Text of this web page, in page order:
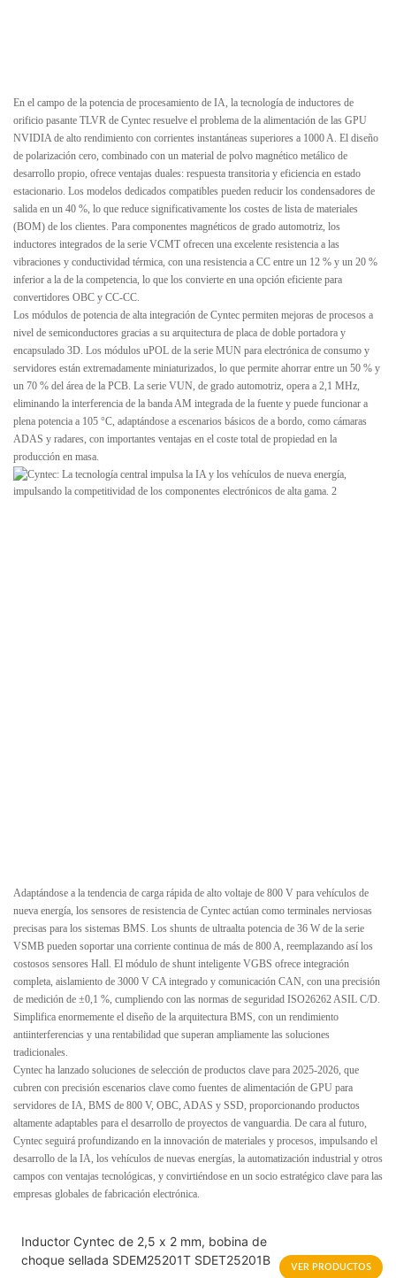
En el campo de la potencia de procesamiento de IA, la tecnología de inductores de
orificio pasante TLVR de Cyntec resuelve el problema de la alimentación de las GPU
NVIDIA de alto rendimiento con corrientes instantáneas superiores a 1000 A. El diseño
de polarización cero, combinado con un material de polvo magnético metálico de
desarrollo propio, ofrece ventajas duales: respuesta transitoria y eficiencia en estado
estacionario. Los modelos dedicados compatibles pueden reducir los condensadores de
salida en un 40 %, lo que reduce significativamente los costes de lista de materiales
(BOM) de los clientes. Para componentes magnéticos de grado automotriz, los
inductores integrados de la serie VCMT ofrecen una excelente resistencia a las
vibraciones y conductividad térmica, con una resistencia a CC entre un 12 % y un 20 %
inferior a la de la competencia, lo que los convierte en una opción eficiente para
convertidores OBC y CC-CC.
Los módulos de potencia de alta integración de Cyntec permiten mejoras de procesos a
nivel de semiconductores gracias a su arquitectura de placa de doble portadora y
encapsulado 3D. Los módulos uPOL de la serie MUN para electrónica de consumo y
servidores están extremadamente miniaturizados, lo que permite ahorrar entre un 50 % y
un 70 % del área de la PCB. La serie VUN, de grado automotriz, opera a 2,1 MHz,
eliminando la interferencia de la banda AM integrada de la fuente y puede funcionar a
plena potencia a 105 °C, adaptándose a escenarios básicos de a bordo, como cámaras
ADAS y radares, con importantes ventajas en el coste total de propiedad en la
producción en masa.
Adaptándose a la tendencia de carga rápida de alto voltaje de 800 V para vehículos de
nueva energía, los sensores de resistencia de Cyntec actúan como terminales nerviosas
precisas para los sistemas BMS. Los shunts de ultraalta potencia de 36 W de la serie
VSMB pueden soportar una corriente continua de más de 800 A, reemplazando así los
costosos sensores Hall. El módulo de shunt inteligente VGBS ofrece integración
completa, aislamiento de 3000 V CA integrado y comunicación CAN, con una precisión
de medición de ±0,1 %, cumpliendo con las normas de seguridad ISO26262 ASIL C/D.
Simplifica enormemente el diseño de la arquitectura BMS, con un rendimiento
antiinterferencias y una rentabilidad que superan ampliamente las soluciones
tradicionales.
Cyntec ha lanzado soluciones de selección de productos clave para 2025-2026, que
cubren con precisión escenarios clave como fuentes de alimentación de GPU para
servidores de IA, BMS de 800 V, OBC, ADAS y SSD, proporcionando productos
altamente adaptables para el desarrollo de proyectos de vanguardia. De cara al futuro,
Cyntec seguirá profundizando en la innovación de materiales y procesos, impulsando el
desarrollo de la IA, los vehículos de nuevas energías, la automatización industrial y otros
campos con ventajas tecnológicas, y convirtiéndose en un socio estratégico clave para las
empresas globales de fabricación electrónica.
Inductor Cyntec de 2,5 x 2 mm, bobina de
choque sellada SDEM25201T SDET25201B
VER PRODUCTOS